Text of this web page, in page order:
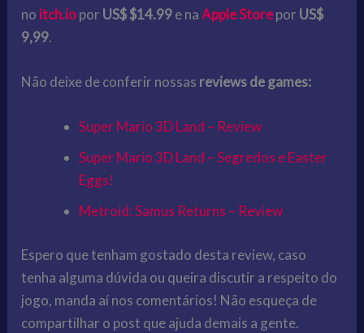
no itch.iopor US$ $14.99e naApple Storepor US$
9,99.
Não deixe de conferir nossas reviews de games:
Super Mario 3D Land – Review
Super Mario 3D Land – Segredos e Easter
Eggs!
Metroid: Samus Returns – Review
Espero que tenham gostado desta review, caso
tenha alguma dúvida ou queira discutir a respeito do
jogo, manda aí nos comentários! Não esqueça de
compartilhar o post que ajuda demais a gente.